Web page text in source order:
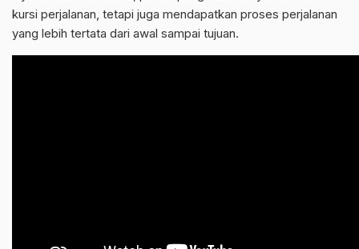
kursi perjalanan, tetapi juga mendapatkan proses perjalanan
yang lebih tertata dari awal sampai tujuan.